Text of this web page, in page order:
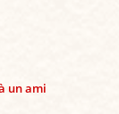
un ami